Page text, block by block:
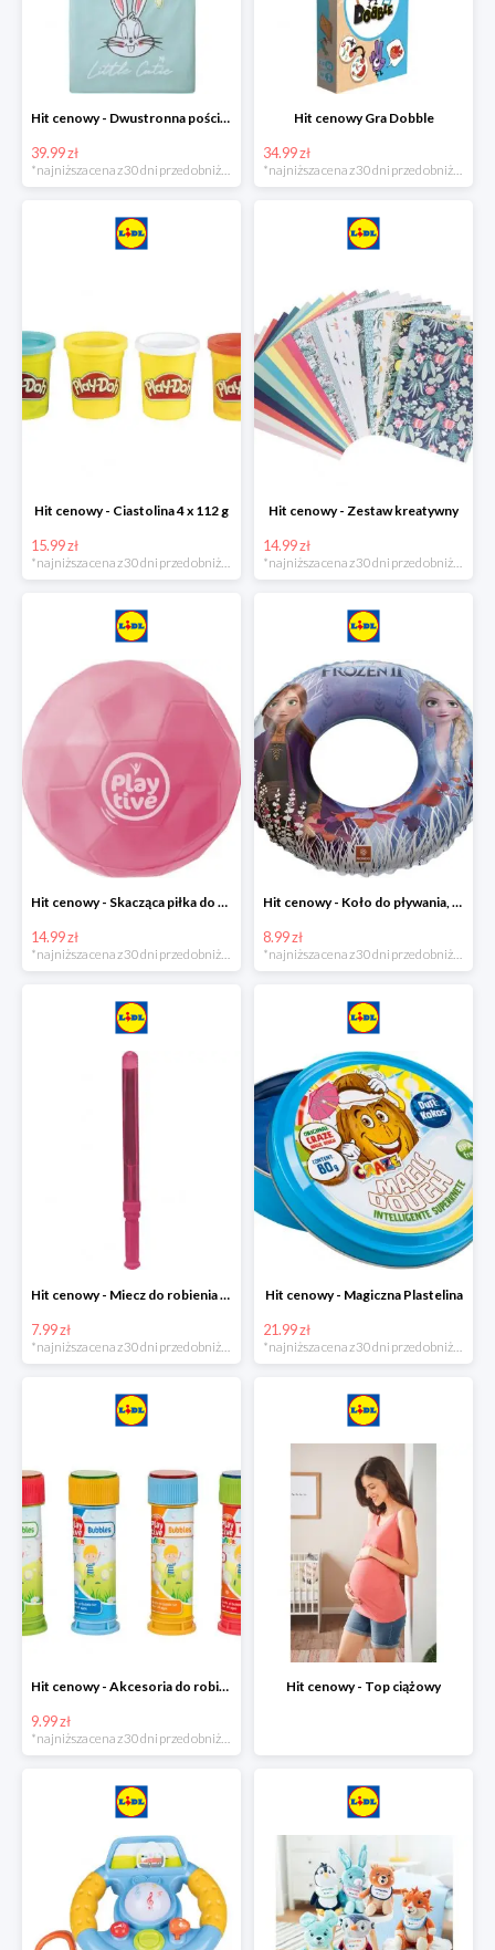
Hit cenowy - Dwustronna pościel z bawełny
39.99 zł
*najniższa cena z 30 dni przed obniżką
Hit cenowy Gra Dobble
34.99 zł
*najniższa cena z 30 dni przed obniżką
Hit cenowy - Ciastolina 4 x 112 g
15.99 zł
Hit cenowy - Zestaw kreatywny
14.99 zł
Hit cenowy - Skacząca piłka do wody lub superskacząca piłka
14.99 zł
*najniższa cena z 30 dni przed obniżką
Hit cenowy - Koło do pływania, rękawki lub piłka
8.99 zł
*najniższa cena z 30 dni przed obniżką
Hit cenowy - Miecz do robienia baniek mydlanych
7.99 zł
Hit cenowy - Magiczna Plastelina
21.99 zł
Hit cenowy - Akcesoria do robienia baniek
9.99 zł
Hit cenowy - Top ciążowy